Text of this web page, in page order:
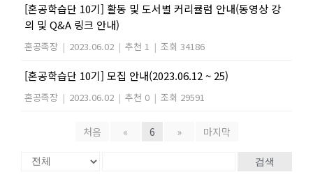
[혼공학습단 10기] 활동 및 도서별 커리큘럼 안내(동영상 강
의 및 Q&A 링크 안내)
혼공족장 | 2023.06.02 | 추천 1 | 조회 34186
[혼공학습단 10기] 모집 안내(2023.06.12 ~ 25)
혼공족장 | 2023.06.02 | 추천 0 | 조회 29591
처음 « 6 » 마지막
검색